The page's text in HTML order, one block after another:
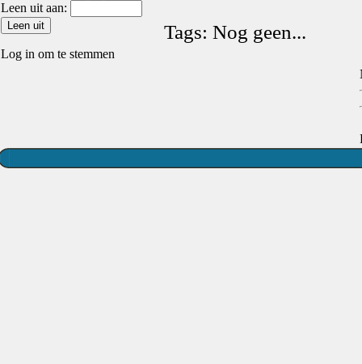
Leen uit aan:
Log in om te stemmen
Tags: Nog geen...